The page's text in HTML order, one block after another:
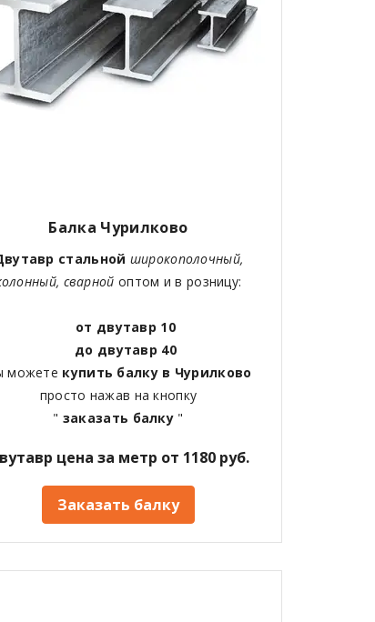
Балка Чурилково
стальной широкополочный,
сварной оптом и в розницу:
от двутавр 10
до двутавр 40
можете купить балку в Чурилково
просто нажав на кнопку
" заказать балку "
цена за метр от 1180 руб.
Заказать балку